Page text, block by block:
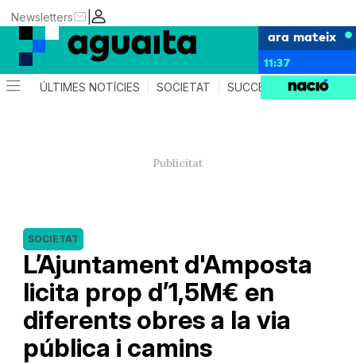
|
Newsletters
ara mateix
11:37
ÚLTIMES NOTÍCIES SOCIETAT SUCCESSOS AGENDA
L’Ajuntament d'Amposta
licita prop d’1,5M€ en
diferents obres a la via
pública i camins
SOCIETAT